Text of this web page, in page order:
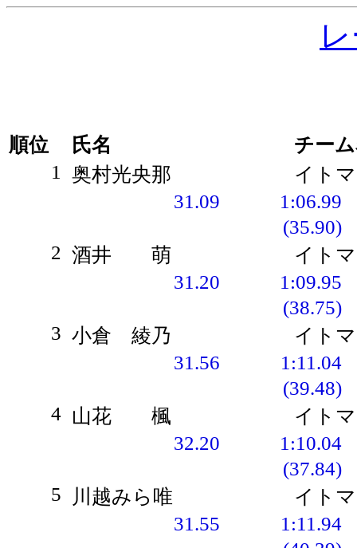
順位 氏名
チー
1
奥村光央那
イト
31.09
1:06.99
(35.90)
2 酒井 萌
イト
31.20
1:09.95
(38.75)
3 小倉 綾乃
イト
31.56
1:11.04
(39.48)
4 山花 楓
イト
32.20
1:10.04
(37.84)
5
川越みら唯
イト
31.55
1:11.94